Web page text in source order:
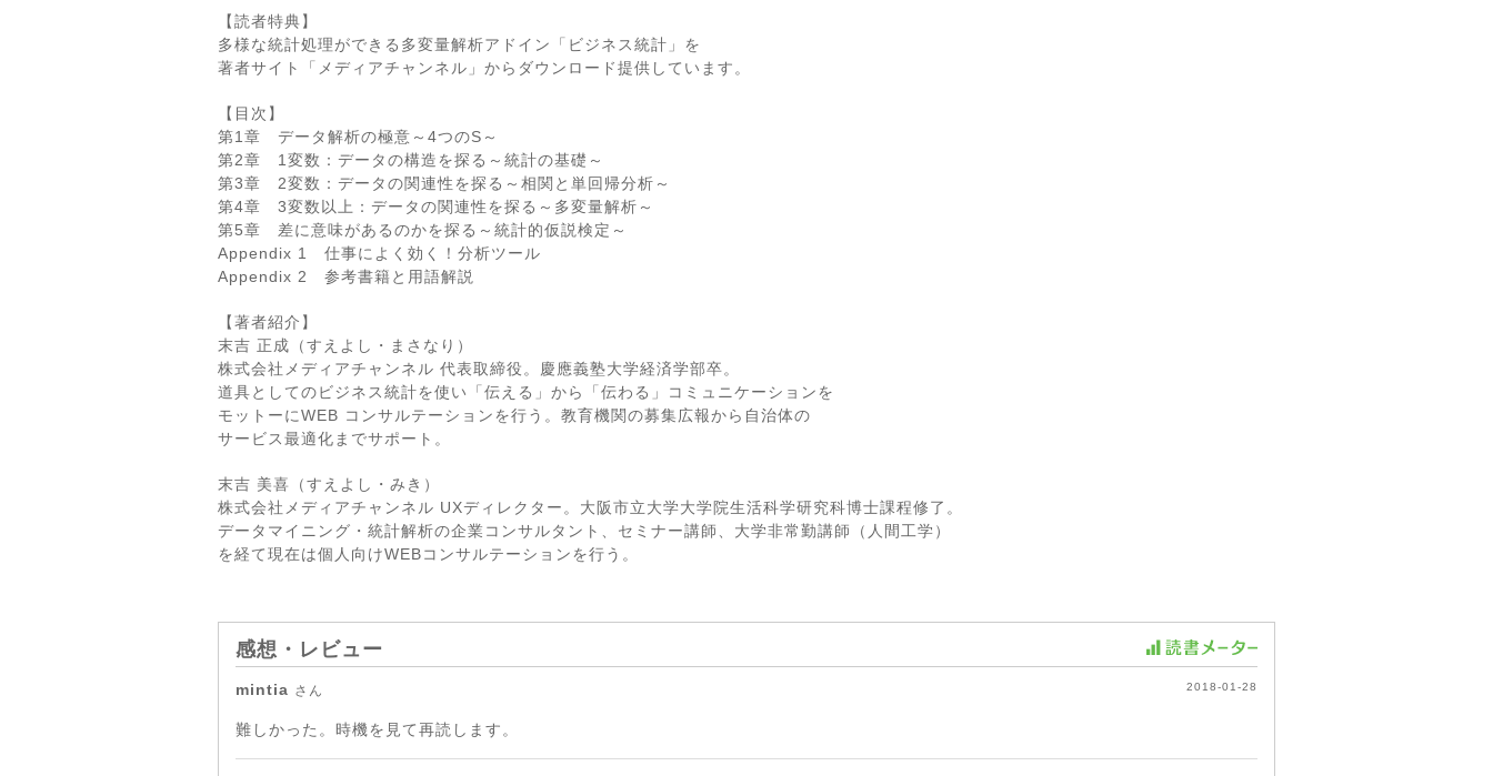
【読者特典】
多様な統計処理ができる多変量解析アドイン「ビジネス統計」を
著者サイト「メディアチャンネル」からダウンロード提供しています。
【目次】
第1章 データ解析の極意～4つのS～
第2章 1変数：データの構造を探る～統計の基礎～
第3章 2変数：データの関連性を探る～相関と単回帰分析～
第4章 3変数以上：データの関連性を探る～多変量解析～
第5章 差に意味があるのかを探る～統計的仮説検定～
Appendix 1 仕事によく効く！分析ツール
Appendix 2 参考書籍と用語解説
【著者紹介】
末吉 正成（すえよし・まさなり）
株式会社メディアチャンネル 代表取締役。慶應義塾大学経済学部卒。
道具としてのビジネス統計を使い「伝える」から「伝わる」コミュニケーションを
モットーにWEB コンサルテーションを行う。教育機関の募集広報から自治体の
サービス最適化までサポート。
末吉 美喜（すえよし・みき）
株式会社メディアチャンネル UXディレクター。大阪市立大学大学院生活科学研究科博士課程修了。
データマイニング・統計解析の企業コンサルタント、セミナー講師、大学非常勤講師（人間工学）
を経て現在は個人向けWEBコンサルテーションを行う。
感想・レビュー
mintia さん 2018-01-28
難しかった。時機を見て再読します。